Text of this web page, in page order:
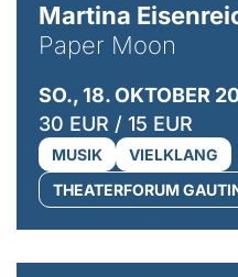
Martina
Paper Moon
SO., 18. OKTOBER
30 EUR / 15 EUR
MUSIK
VIELKLANG
THEATERFORUM